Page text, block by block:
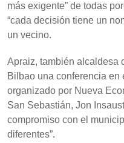
más exigente” de todas
“cada decisión tiene un
un vecino.
Apraiz, también alcaldesa
Bilbao una conferencia en
organizado por Nueva
San Sebastián, Jon
compromiso con el
diferentes”.